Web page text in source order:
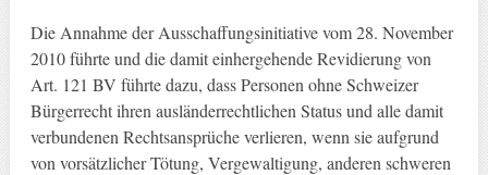
Die Annahme der Ausschaffungsinitiative vom 28. November
2010 führte und die damit einhergehende Revidierung von
Art. 121 BV führte dazu, dass Personen ohne Schweizer
Bürgerrecht ihren ausländerrechtlichen Status und alle damit
verbundenen Rechtsansprüche verlieren, wenn sie aufgrund
von vorsätzlicher Tötung, Vergewaltigung, anderen schweren